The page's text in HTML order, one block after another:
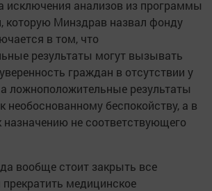
исключения анализов из программы
которую Минздрав назвал фонду
в том, что
результаты могут вызывать
граждан в отсутствии у
ложноположительные результаты
необоснованному беспокойству, а в
назначению не соответствующего
вообще стоит закрыть все
медицинское